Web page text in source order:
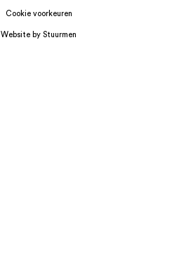
Cookie voorkeuren
Website by Stuurmen